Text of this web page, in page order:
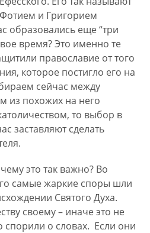
и Григорием
образовались еще “три
время? Это именно те
православие от того
которое постигло его на
сейчас между
из похожих на него
то выбор в
заставляют сделать
это так важно? Во
самые жаркие споры шли
Святого Духа.
своему – иначе это не
спорили о словах. Если они